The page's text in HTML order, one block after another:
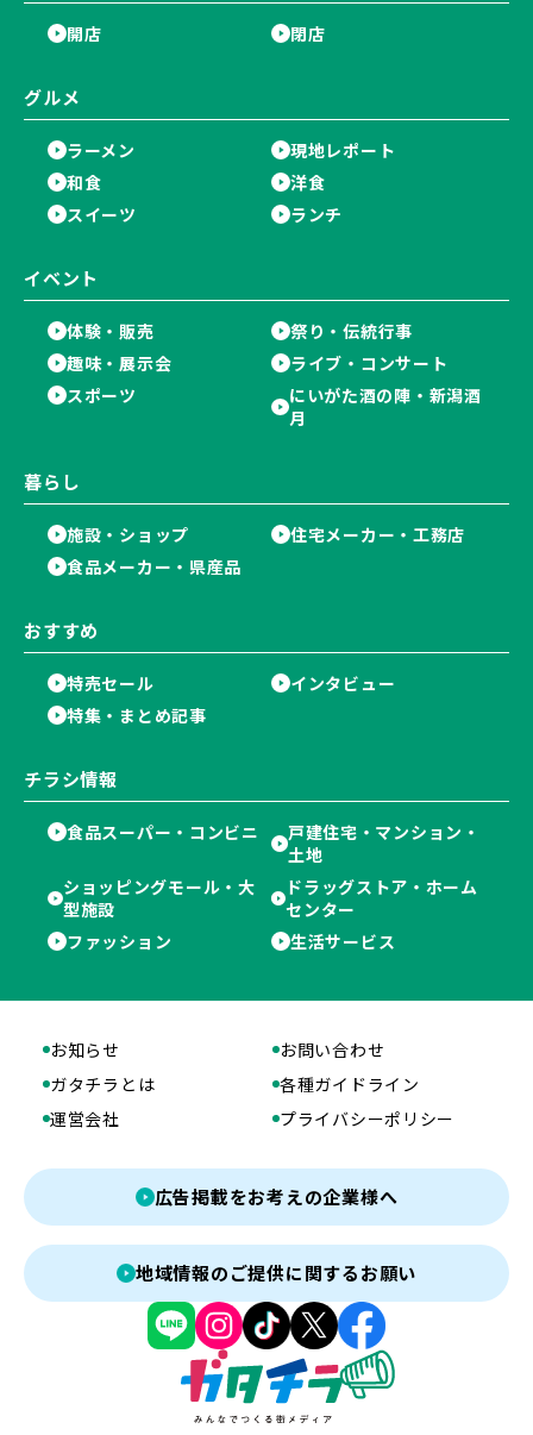
開店 閉店
グルメ
ラーメン
現地レポート
和食
洋食
スイーツ
ランチ
イベント
体験・販売
祭り・伝統行事
趣味・展示会
ライブ・コンサート
スポーツ
にいがた酒の陣・新潟酒
月
暮らし
施設・ショップ
住宅メーカー・工務店
食品メーカー・県産品
おすすめ
特売セール
インタビュー
特集・まとめ記事
チラシ情報
食品スーパー・コンビニ
戸建住宅・マンション・
土地
ショッピングモール・大
型施設
ドラッグストア・ホーム
センター
ファッション
生活サービス
お知らせ
お問い合わせ
ガタチラとは
各種ガイドライン
運営会社
プライバシーポリシー
広告掲載をお考えの企業様へ
地域情報のご提供に関するお願い